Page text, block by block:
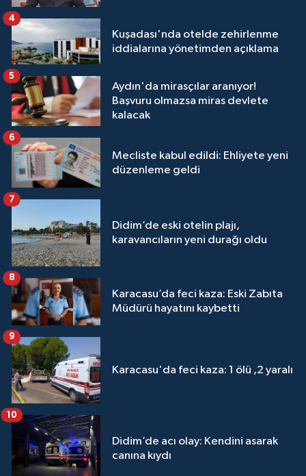
Kuşadası'nda otelde zehirlenme
iddialarına yönetimden açıklama
4
Aydın'da mirasçılar aranıyor!
Başvuru olmazsa miras devlete
kalacak
5
Mecliste kabul edildi: Ehliyete yeni
düzenleme geldi
6
Didim’de eski otelin plajı,
karavancıların yeni durağı oldu
7
Karacasu’da feci kaza: Eski Zabıta
Müdürü hayatını kaybetti
8
Karacasu'da feci kaza: 1 ölü ,2 yaralı
9
Didim’de acı olay: Kendini asarak
canına kıydı
10